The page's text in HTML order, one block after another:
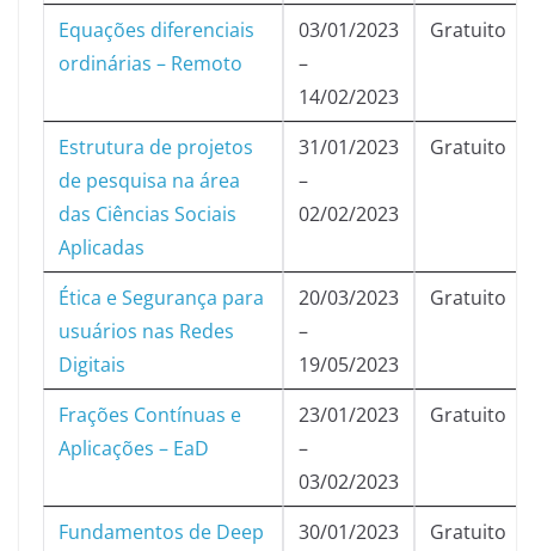
Equações diferenciais
ordinárias – Remoto
03/01/2023
–
14/02/2023
Gratuito
Estrutura de projetos
de pesquisa na área
das Ciências Sociais
Aplicadas
31/01/2023
–
02/02/2023
Gratuito
Ética e Segurança para
usuários nas Redes
Digitais
20/03/2023
–
19/05/2023
Gratuito
Frações Contínuas e
Aplicações – EaD
23/01/2023
–
03/02/2023
Gratuito
Fundamentos de Deep 30/01/2023 Gratuito